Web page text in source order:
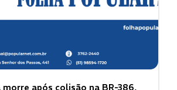
após colisão na BR-386,